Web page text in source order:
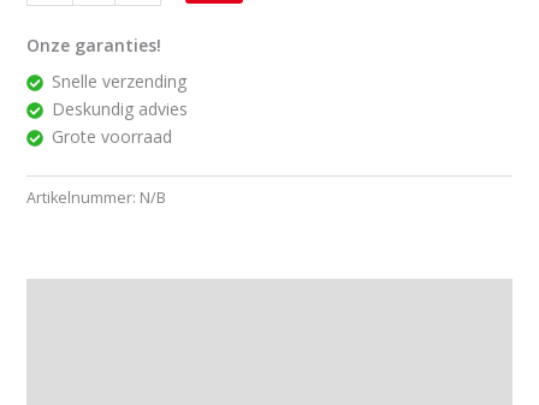
Onze garanties!
Snelle verzending
Deskundig advies
Grote voorraad
Artikelnummer: N/B